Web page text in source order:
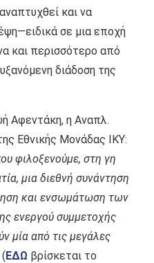
και να
σε μια εποχή
και περισσότερο από
διάδοση της
Αφεντάκη, η Αναπλ.
Εθνικής Μονάδας ΙΚΥ:
φιλοξενούμε, στη γη
μια διεθνή συνάντηση
και ενσωμάτωση των
ενεργού συμμετοχής
μία από τις μεγάλες
(ΕΔΩ βρίσκεται το